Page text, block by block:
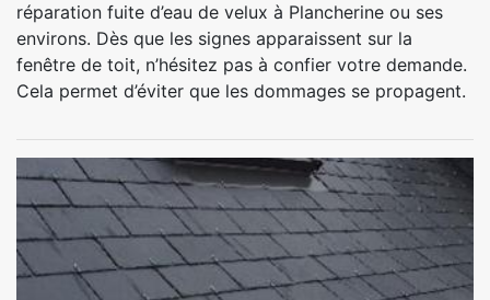
réparation fuite d’eau de velux à Plancherine ou ses
environs. Dès que les signes apparaissent sur la
fenêtre de toit, n’hésitez pas à confier votre demande.
Cela permet d’éviter que les dommages se propagent.